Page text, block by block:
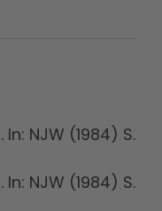
In: NJW (1984) S.
In: NJW (1984) S.